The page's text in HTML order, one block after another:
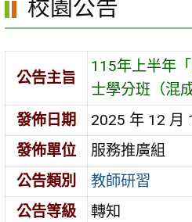
區
校園公告
公告主旨
115年上半年
士學分班（混
發佈日期
2025 年 12 月
發佈單位
服務推廣組
公告類別
教師研習
公告等級
轉知